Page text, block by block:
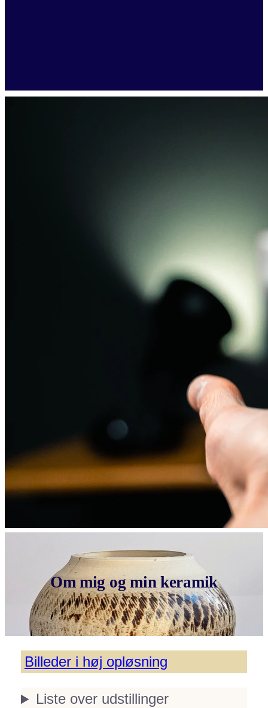
Om mig og min keramik
Billeder i høj opløsning
Liste over udstillinger